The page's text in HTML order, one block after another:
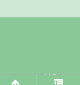
ャルサイト All Rights